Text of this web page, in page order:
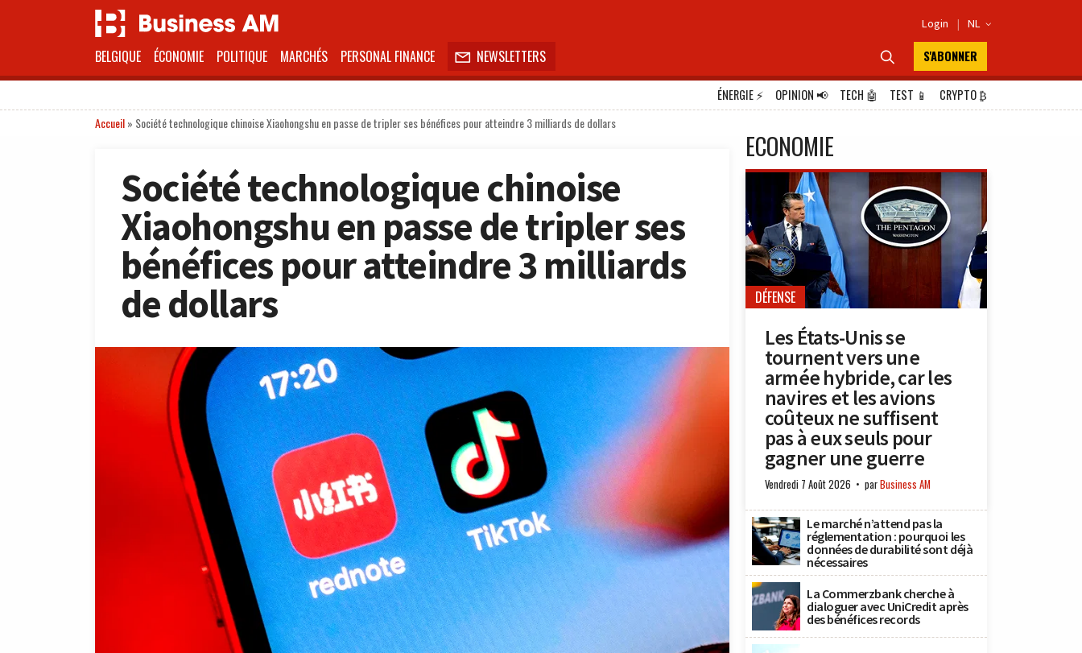
Login | NL 
BELGIQUE ÉCONOMIE POLITIQUE MARCHÉS PERSONAL FINANCE  NEWSLETTERS  S'ABONNER
ÉNERGIE⚡ OPINION📢 TECH 🤖 TEST 📱 CRYPTO₿
Accueil» Société technologique chinoise Xiaohongshu en passe de tripler ses bénéfices pour atteindre 3 milliards de dollars
Société technologique chinoise
Xiaohongshu en passe de tripler ses
bénéfices pour atteindre 3 milliards
de dollars
ECONOMIE
DÉFENSE
Les États-Unis se
tournent vers une
armée hybride, car les
navires et les avions
coûteux ne suffisent
pas à eux seuls pour
gagner une guerre
Vendredi 7 Août 2026 parBusiness AM
Le marché n’attend pas la
réglementation : pourquoi les
données de durabilité sont déjà
nécessaires
La Commerzbank cherche à
dialoguer avec UniCredit après
des bénéfices records